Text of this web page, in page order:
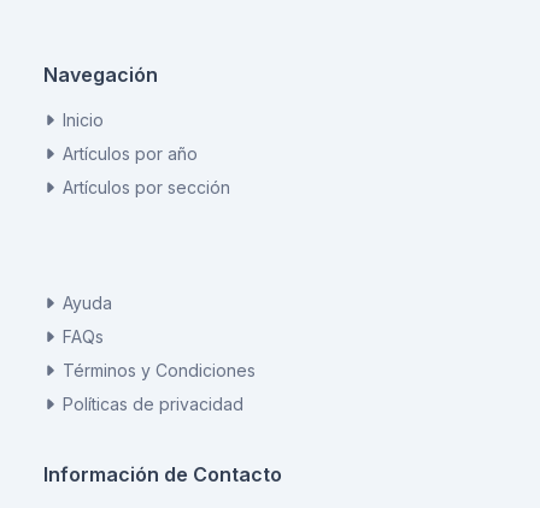
Navegación
Inicio
Artículos por año
Artículos por sección
Ayuda
FAQs
Términos y Condiciones
Políticas de privacidad
Información de Contacto